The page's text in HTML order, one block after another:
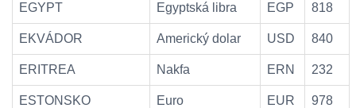
EGYPT Egyptská libra EGP 818
EKVÁDOR Americký dolar USD 840
ERITREA Nakfa ERN 232
ESTONSKO Euro EUR 978